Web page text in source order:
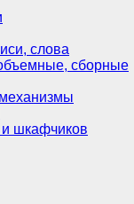
слова
сборные
шкафчиков